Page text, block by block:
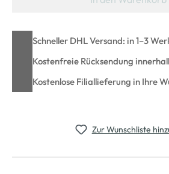
Schneller DHL Versand: in 1–3
Kostenfreie Rücksendung
Kostenlose Filiallieferung in Ihre
Zur Wunschliste